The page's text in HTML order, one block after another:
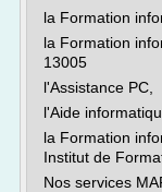
la Formation
la Formation
13005
l'Assistance PC,
l'Aide
la Formation
Institut de
Nos services